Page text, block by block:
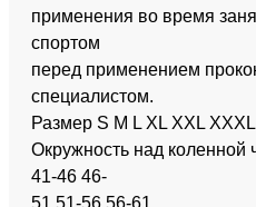
применения во время
спортом
перед применением
специалистом.
Размер S M L XL XXL XXXL
Окружность над коленной
41-46 46-
51 51-56 56-61